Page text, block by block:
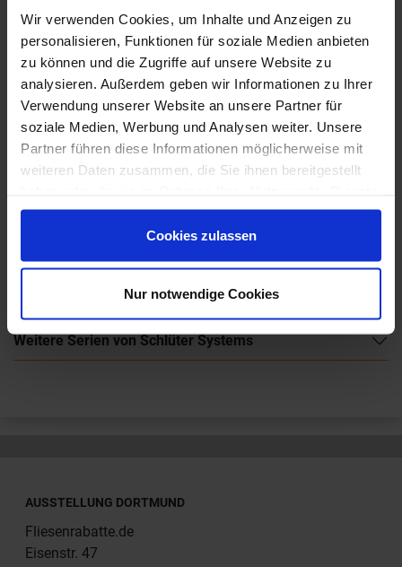
Wir verwenden Cookies, um Inhalte und Anzeigen zu
personalisieren, Funktionen für soziale Medien anbieten
zu können und die Zugriffe auf unsere Website zu
analysieren. Außerdem geben wir Informationen zu Ihrer
Verwendung unserer Website an unsere Partner für
soziale Medien, Werbung und Analysen weiter. Unsere
Partner führen diese Informationen möglicherweise mit
weiteren Daten zusammen, die Sie ihnen bereitgestellt
gesammelt haben.
Cookies zulassen
Nur notwendige Cookies
Wünschen Sie eine Beratung?
Unsere Experten sind für Sie da:
Sa 10.00 - 13.00 Uhr
+49 (0) 231 - 18 11 901
Anfrage zum Produkt
Weitere Serien von Schlüter Systems
AUSSTELLUNG DORTMUND
Fliesenrabatte.de
Eisenstr. 47